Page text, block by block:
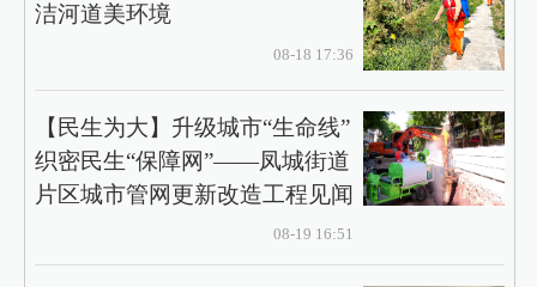
洁河道美环境
08-18 17:36
【民生为大】升级城市“生命线”
织密民生“保障网”——凤城街道
片区城市管网更新改造工程见闻
08-19 16:51